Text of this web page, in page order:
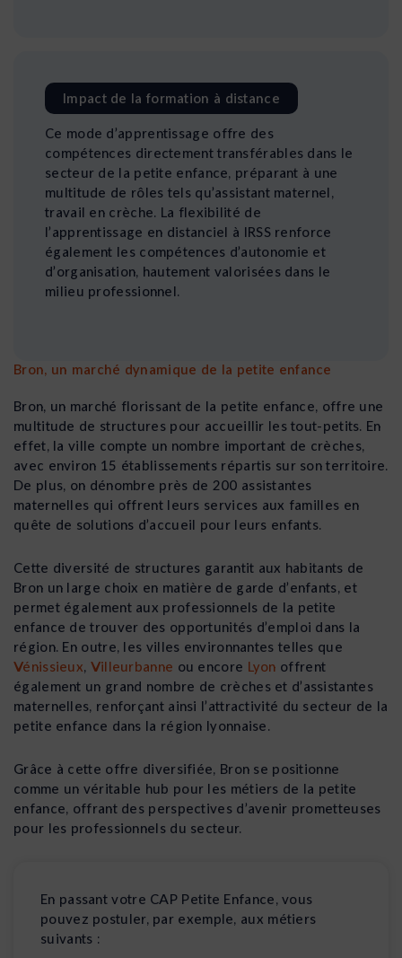
Impact de la formation à distance
Ce mode d’apprentissage offre des
compétences directement transférables dans le
secteur de la petite enfance, préparant à une
multitude de rôles tels qu’assistant maternel,
travail en crèche. La flexibilité de
l’apprentissage en distanciel à IRSS renforce
également les compétences d’autonomie et
d’organisation, hautement valorisées dans le
milieu professionnel.
Bron, un marché dynamique de la petite enfance
Bron, un marché florissant de la petite enfance, offre une
multitude de structures pour accueillir les tout-petits. En
effet, la ville compte un nombre important de crèches,
avec environ 15 établissements répartis sur son territoire.
De plus, on dénombre près de 200 assistantes
maternelles qui offrent leurs services aux familles en
quête de solutions d’accueil pour leurs enfants.
Cette diversité de structures garantit aux habitants de
Bron un large choix en matière de garde d’enfants, et
permet également aux professionnels de la petite
enfance de trouver des opportunités d’emploi dans la
région. En outre, les villes environnantes telles que
Vénissieux, Villeurbanne ou encore Lyon offrent
également un grand nombre de crèches et d’assistantes
maternelles, renforçant ainsi l’attractivité du secteur de la
petite enfance dans la région lyonnaise.
Grâce à cette offre diversifiée, Bron se positionne
comme un véritable hub pour les métiers de la petite
enfance, offrant des perspectives d’avenir prometteuses
pour les professionnels du secteur.
En passant votre CAP Petite Enfance, vous
pouvez postuler, par exemple, aux métiers
suivants :